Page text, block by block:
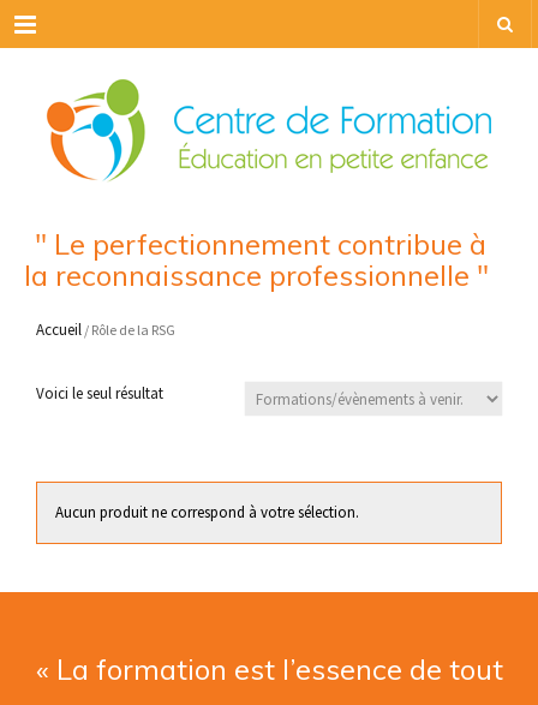
Menu
" Le perfectionnement contribue à
la reconnaissance professionnelle "
Accueil / Rôle de la RSG
Voici le seul résultat
Aucun produit ne correspond à votre sélection.
« La formation est l’essence de tout